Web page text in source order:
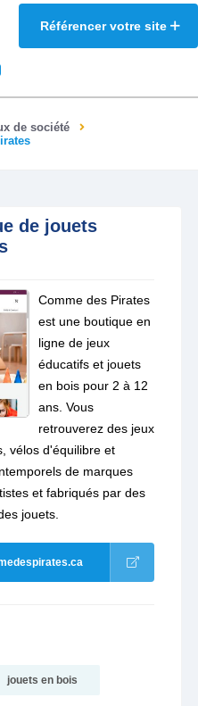
Référencer votre site
de société
de jouets
Comme des Pirates
est une boutique en
ligne de jeux
éducatifs et jouets
en bois pour 2 à 12
ans. Vous
retrouverez des jeux
vélos d'équilibre et
de marques
et fabriqués par des
jouets.
jouets en bois